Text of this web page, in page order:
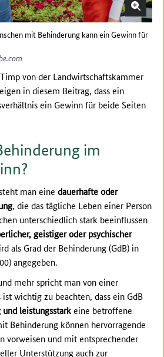
mit Behinderung kann ein Gewinn für
von der Landwirtschaftskammer
in diesem Beitrag, dass ein
ein Gewinn für beide Seiten
im
man eine dauerhafte oder
, die das tägliche Leben einer Person
unterschiedlich stark beeinflussen
geistiger oder psychischer
als Grad der Behinderung (GdB) in
angegeben.
mehr spricht man von einer
wichtig zu beachten, dass ein GdB
leistungsstarkeine betroffene
Behinderung können hervorragende
vorweisen und mit entsprechender
Unterstützung auch zur